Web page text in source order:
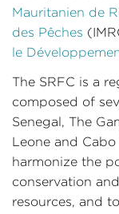
Mauritanien de
des Pêches
le
The SRFC is a
composed of
Senegal, The
Leone and
harmonize the
conservation
resources, and